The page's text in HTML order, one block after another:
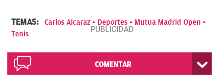
TEMAS: Carlos Alcaraz Deportes
Mutua Madrid Open
Tenis
COMENTAR